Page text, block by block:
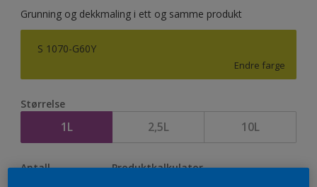
Grunning og dekkmaling i ett og samme produkt
S 1070-G60Y
Endre farge
Størrelse
1L 2,5L 10L
Antall Produktkalkulator